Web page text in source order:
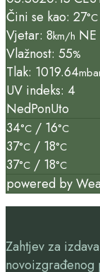
Čini se kao: 27°C
Vjetar: 8km/h NE
Vlažnost: 55%
Tlak: 1019.64
UV indeks: 4
NedPonUto
34°C / 16°C
37°C / 18°C
37°C / 18°C
powered by
Zahtjev za
novoizgrađenog